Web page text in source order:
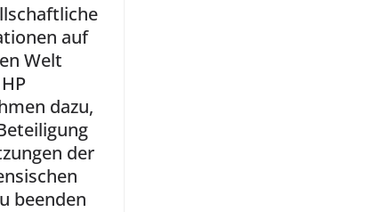
auf
Welt
dazu,
der
beenden